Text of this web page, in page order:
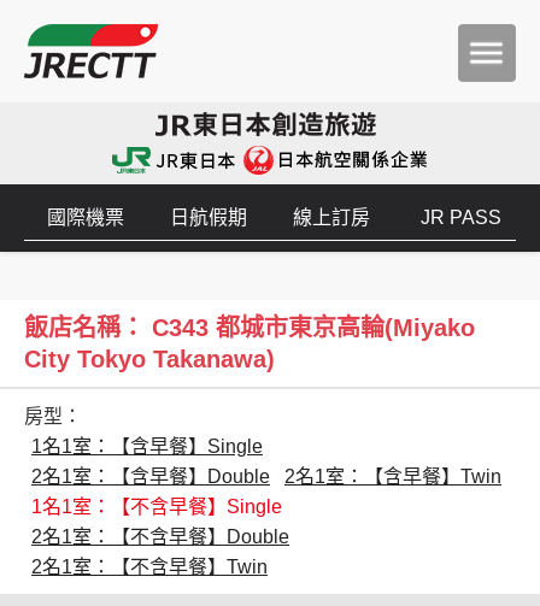
國際機票 日航假期 線上訂房 JR PASS
飯店名稱： C343 都城市東京高輪(Miyako
City Tokyo Takanawa)
房型：
1名1室：【含早餐】Single
2名1室：【含早餐】Double
2名1室：【含早餐】Twin
1名1室：【不含早餐】Single
2名1室：【不含早餐】Double
2名1室：【不含早餐】Twin